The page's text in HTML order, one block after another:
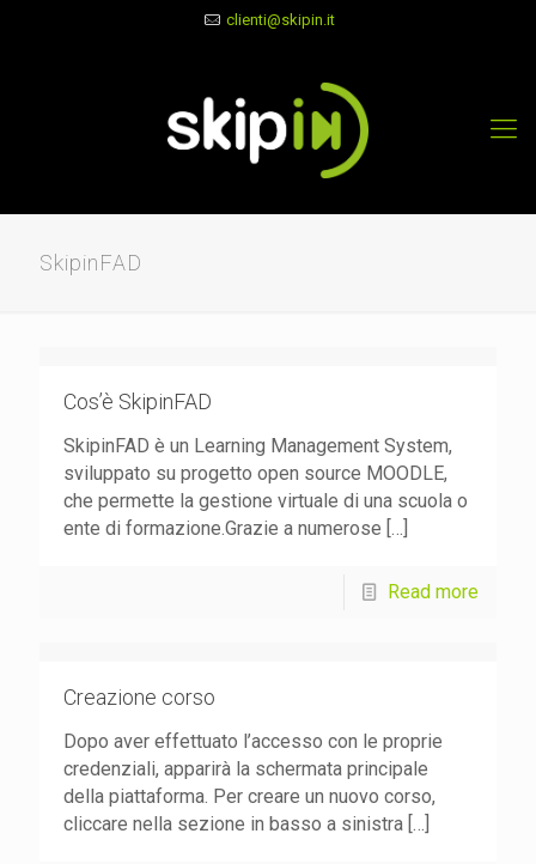
clienti@skipin.it
SkipinFAD
Cos’è SkipinFAD
SkipinFAD è un Learning Management System,
sviluppato su progetto open source MOODLE,
che permette la gestione virtuale di una scuola o
ente di formazione.Grazie a numerose […]
Read more
Creazione corso
Dopo aver effettuato l’accesso con le proprie
credenziali, apparirà la schermata principale
della piattaforma. Per creare un nuovo corso,
cliccare nella sezione in basso a sinistra […]